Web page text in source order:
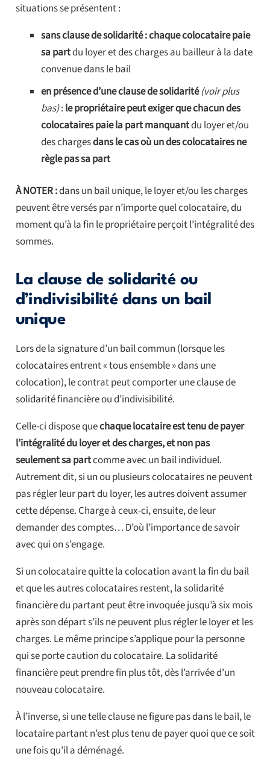
situations se présentent :
sans clause de solidarité : chaque colocataire paie
sa partdu loyer et des charges au bailleur à la date
convenue dans le bail
en présence d’une clause de solidarité(voir plus
bas): le propriétaire peut exiger que chacun des
colocataires paie la part manquantdu loyer et/ou
des chargesdans le cas où un des colocataires ne
règle pas sa part
À NOTER :dans un bail unique, le loyer et/ou les charges
peuvent être versés par n’importe quel colocataire, du
moment qu’à la fin le propriétaire perçoit l’intégralité des
sommes.
La clause de solidarité ou
d’indivisibilité dans un bail
unique
Lors de la signature d’un bail commun (lorsque les
colocataires entrent « tous ensemble » dans une
colocation), le contrat peut comporter une clause de
solidarité financière ou d’indivisibilité.
Celle-ci dispose quechaque locataire est tenu de payer
l’intégralité du loyer et des charges, et non pas
seulement sa partcomme avec un bail individuel.
Autrement dit, si un ou plusieurs colocataires ne peuvent
pas régler leur part du loyer, les autres doivent assumer
cette dépense. Charge à ceux-ci, ensuite, de leur
demander des comptes… D’où l’importance de savoir
avec qui on s’engage.
Si un colocataire quitte la colocation avant la fin du bail
et que les autres colocataires restent, la solidarité
financière du partant peut être invoquée jusqu’à six mois
après son départ s’ils ne peuvent plus régler le loyer et les
charges. Le même principe s’applique pour la personne
qui se porte caution du colocataire. La solidarité
financière peut prendre fin plus tôt, dès l’arrivée d’un
nouveau colocataire.
À l’inverse, si une telle clause ne figure pas dans le bail, le
locataire partant n’est plus tenu de payer quoi que ce soit
une fois qu’il a déménagé.